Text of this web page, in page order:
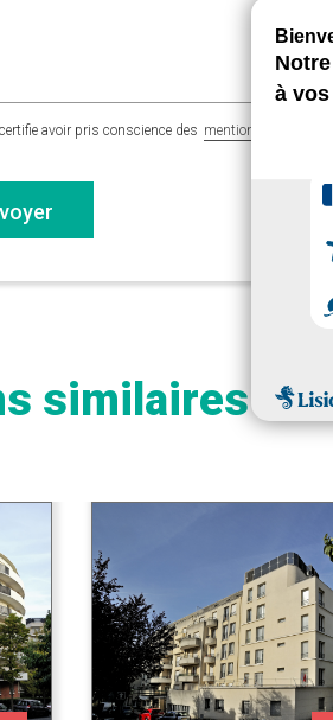
avoir pris conscience des mentions légales
similaires